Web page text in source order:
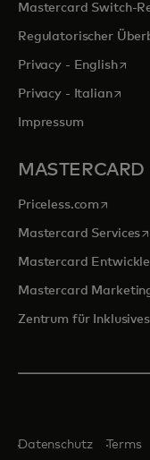
Mastercard Switch-
Regulatorischer
Privacy - Englishwird
Privacy - Italianwird
Impressum
MASTERCARD
Priceless.com wird in
Mastercard Services
Mastercard
Mastercard
Zentrum für
Datenschutz Terms